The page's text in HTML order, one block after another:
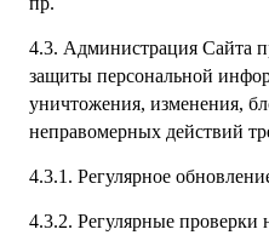
4.3. Администрация Сайта
защиты персональной
уничтожения, изменения,
неправомерных действий
4.3.1. Регулярное
4.3.2. Регулярные проверки